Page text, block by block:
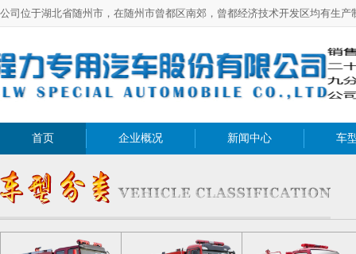
公司位于湖北省随州市，在随州市曾都区南郊，曾都经济技术开发区均有生产
首页 企业概况 新闻中心 车